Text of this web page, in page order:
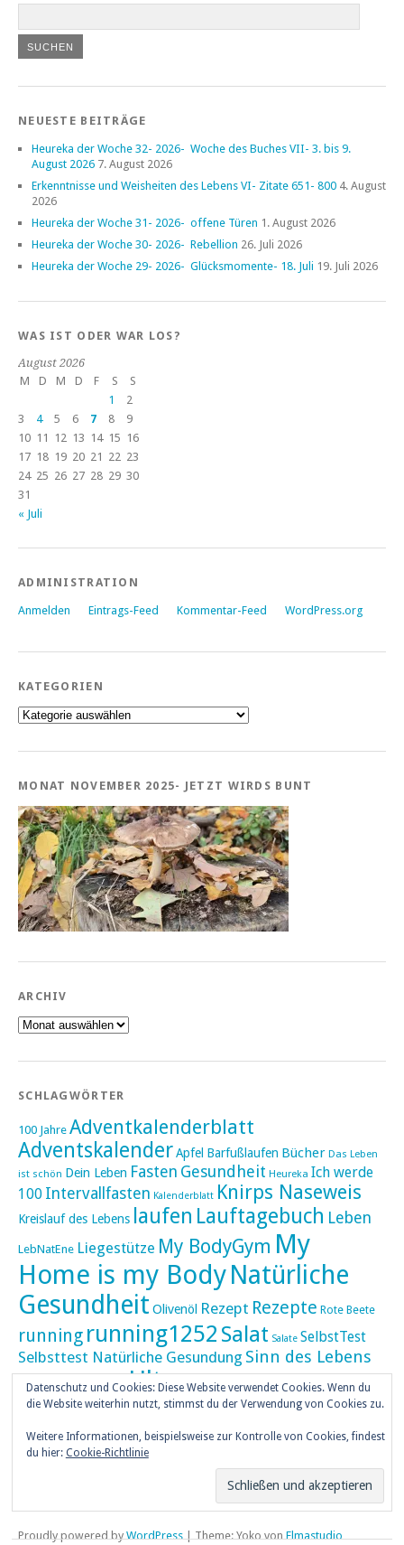
NEUESTE BEITRÄGE
Heureka der Woche 32- 2026- Woche des Buches VII- 3. bis 9.
August 2026 7. August 2026
Erkenntnisse und Weisheiten des Lebens VI- Zitate 651- 800 4. August
2026
Heureka der Woche 31- 2026- offene Türen 1. August 2026
Heureka der Woche 30- 2026- Rebellion 26. Juli 2026
Heureka der Woche 29- 2026- Glücksmomente- 18. Juli 19. Juli 2026
WAS IST ODER WAR LOS?
August 2026
M
D M D F S
S
1
2
3
4 5 6 7 8
9
10 11 12 13 14 15 16
17 18 19 20 21 22 23
24 25 26 27 28 29 30
31
« Juli
ADMINISTRATION
Anmelden Eintrags-Feed Kommentar-Feed WordPress.org
KATEGORIEN
Kategorien
MONAT NOVEMBER 2025- JETZT WIRDS BUNT
ARCHIV
Archiv
SCHLAGWÖRTER
100 Jahre Adventkalenderblatt
AdventskalenderApfel Barfußlaufen Bücher Das Leben
ist schön Dein Leben Fasten Gesundheit Heureka Ich werde
100 Intervallfasten Kalenderblatt Knirps Naseweis
Kreislauf des Lebens laufen Lauftagebuch Leben
LebNatEne Liegestütze My BodyGym My
Home is my Body Natürliche
Gesundheit Olivenöl Rezept Rezepte Rote Beete
running running1252 Salat Salate SelbstTest
Selbsttest Natürliche Gesundung Sinn des Lebens
Skaten Tageskalender UltraUltramarathon
umZEITZUerLEBEN Weihnachten
Weihnachtskalender weiser UHU
ZEITZULEBENÜberlebenswissen
Proudly powered byWordPress|Theme: Yoko vonElmastudio
Datenschutz und Cookies: Diese Website verwendet Cookies. Wenn du
die Website weiterhin nutzt, stimmst du der Verwendung von Cookies zu.
Weitere Informationen, beispielsweise zur Kontrolle von Cookies, findest
du hier: Cookie-Richtlinie